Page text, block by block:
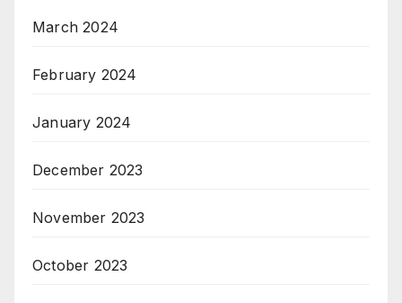
March 2024
February 2024
January 2024
December 2023
November 2023
October 2023